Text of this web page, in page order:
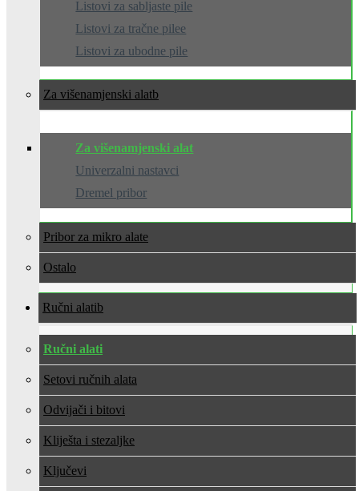
Listovi za sabljaste pile
Listovi za tračne pilee
Listovi za ubodne pile
Za višenamjenski alat
Za višenamjenski alat
Univerzalni nastavci
Dremel pribor
Pribor za mikro alate
Ostalo
Ručni alati
Ručni alati
Setovi ručnih alata
Odvijači i bitovi
Kliješta i stezaljke
Ključevi